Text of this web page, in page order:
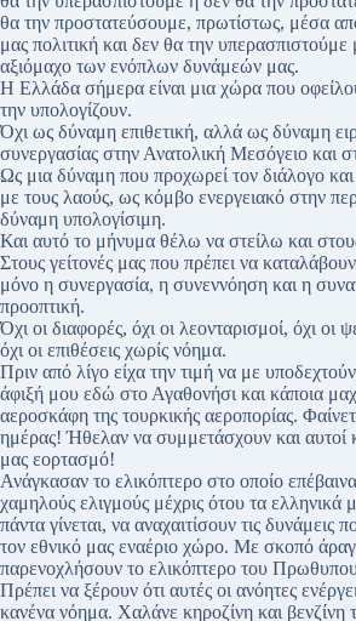
θα την προστατεύσουμε, πρωτίστως, μέσα
μας πολιτική και δεν θα την
αξιόμαχο των ενόπλων δυνάμεών μας.
Η Ελλάδα σήμερα είναι μια χώρα που
την υπολογίζουν.
Όχι ως δύναμη επιθετική, αλλά ως δύναμη
συνεργασίας στην Ανατολική Μεσόγειο και
Ως μια δύναμη που προχωρεί τον διάλογο
με τους λαούς, ως κόμβο ενεργειακό στην
δύναμη υπολογίσιμη.
Και αυτό το μήνυμα θέλω να στείλω και
Στους γείτονές μας που πρέπει να
μόνο η συνεργασία, η συνεννόηση και η
προοπτική.
Όχι οι διαφορές, όχι οι λεονταρισμοί, όχι οι
όχι οι επιθέσεις χωρίς νόημα.
Πριν από λίγο είχα την τιμή να με
άφιξή μου εδώ στο Αγαθονήσι και κάποια
αεροσκάφη της τουρκικής αεροπορίας.
ημέρας! Ήθελαν να συμμετάσχουν και αυτοί
μας εορτασμό!
Ανάγκασαν το ελικόπτερο στο οποίο
χαμηλούς ελιγμούς μέχρις ότου τα ελληνικά
πάντα γίνεται, να αναχαιτίσουν τις δυνάμεις
τον εθνικό μας εναέριο χώρο. Με σκοπό
παρενοχλήσουν το ελικόπτερο του
Πρέπει να ξέρουν ότι αυτές οι ανόητες
κανένα νόημα. Χαλάνε κηροζίνη και βενζίνη